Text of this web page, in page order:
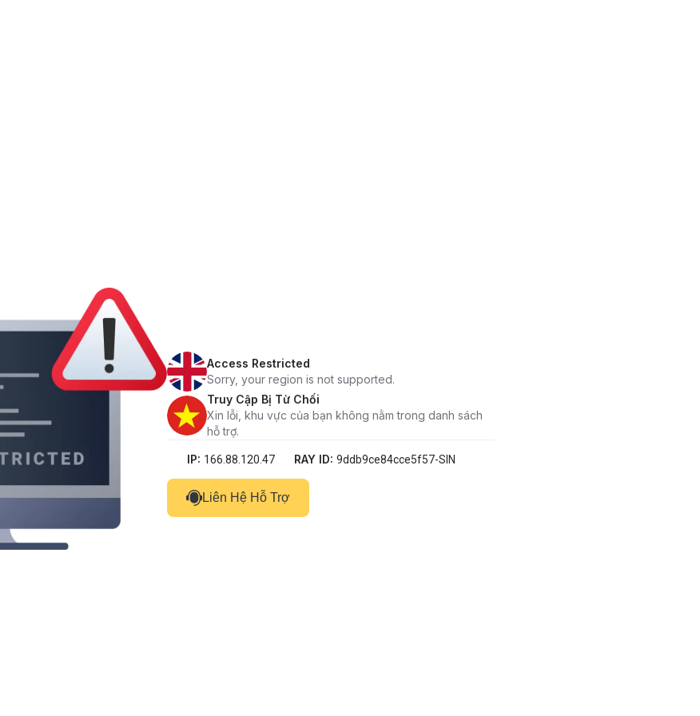
Access Restricted
Sorry, your region is not supported.
Truy Cập Bị Từ Chối
Xin lỗi, khu vực của bạn không nằm trong danh sách
hỗ trợ.
IP: 166.88.120.47 RAY ID: 9ddb9ce84cce5f57-SIN
Liên Hệ Hỗ Trợ